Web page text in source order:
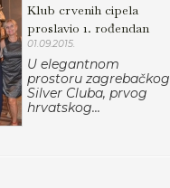
Klub crvenih cipela
proslavio 1. rođendan
01.09.2015.
U elegantnom
prostoru zagrebačkog
Silver Cluba, prvog
hrvatskog...